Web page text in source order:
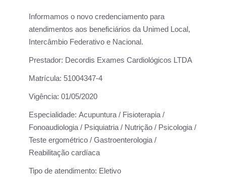
Informamos o novo credenciamento para
atendimentos aos beneficiários da Unimed Local,
Intercâmbio Federativo e Nacional.
Prestador: Decordis Exames Cardiológicos LTDA
Matrícula: 51004347-4
Vigência: 01/05/2020
Especialidade: Acupuntura / Fisioterapia /
Fonoaudiologia / Psiquiatria / Nutrição / Psicologia /
Teste ergométrico / Gastroenterologia /
Reabilitação cardíaca
Tipo de atendimento: Eletivo